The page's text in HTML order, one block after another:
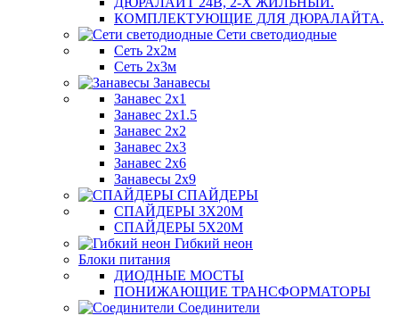
КОМПЛЕКТУЮЩИЕ ДЛЯ ДЮРАЛАЙТА.
Сети светодиодные
Сеть 2х2м
Сеть 2х3м
Занавесы
Занавес 2х1
Занавес 2х1.5
Занавес 2х2
Занавес 2х3
Занавес 2х6
Занавесы 2х9
СПАЙДЕРЫ
СПАЙДЕРЫ 3Х20М
СПАЙДЕРЫ 5Х20М
Гибкий неон
Блоки питания
ДИОДНЫЕ МОСТЫ
ПОНИЖАЮЩИЕ ТРАНСФОРМАТОРЫ
Соединители